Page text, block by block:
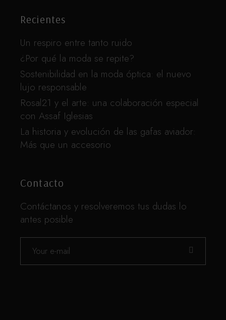
Recientes
Un respiro entre tanto ruido
¿Por qué la moda se repite?
Sostenibilidad en la moda óptica: el nuevo
lujo responsable
Rosal21 y el arte: una colaboración especial
con Assaf Iglesias
La historia y evolución de las gafas aviador:
Más que un accesorio
Contacto
Contáctanos y resolveremos tus dudas lo
antes posible